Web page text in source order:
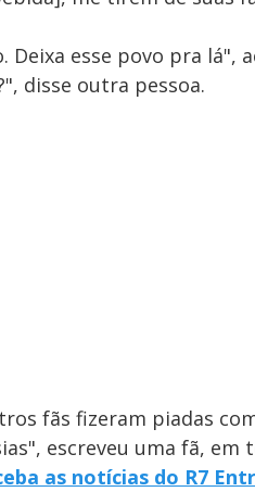
Deixa esse povo pra lá",
disse outra pessoa.
fãs fizeram piadas
escreveu uma fã, em
as notícias do R7